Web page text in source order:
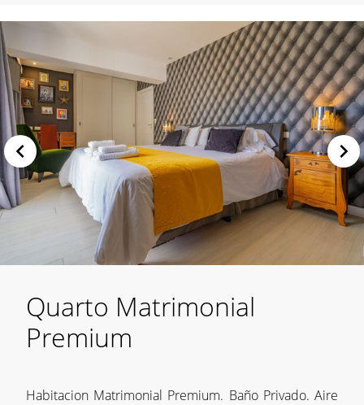
Quarto Matrimonial
Premium
Habitacion Matrimonial Premium. Baño Privado. Aire